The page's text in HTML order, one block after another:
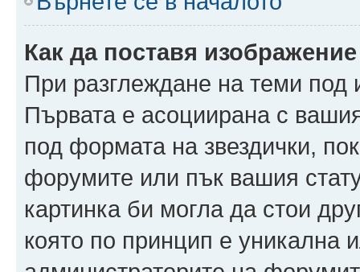
Как да поставя
При разглеждане на теми под
Първата е асоциирана с
под формата на звездички,
форумите или пък вашия
картинка би могла да стои
която по принцип е уникална